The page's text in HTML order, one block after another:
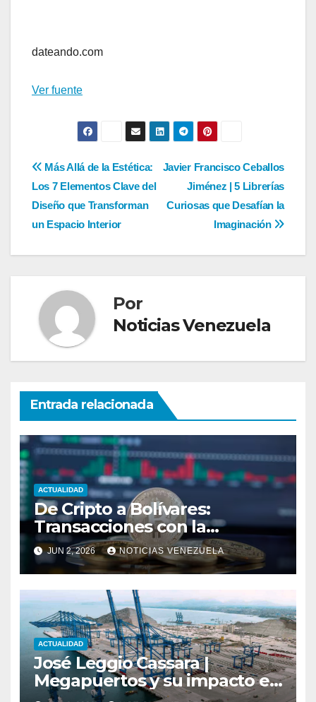
de
entradas
dateando.com
Ver fuente
Navegación
de
entradas
Javier Francisco Ceballos
Jiménez | 5 Librerías
Curiosas que Desafían la
Imaginación
Más Allá de la Estética:
Los 7 Elementos Clave del
Diseño que Transforman
un Espacio Interior
Por
Noticias Venezuela
Entrada relacionada
ACTUALIDAD
De Cripto a Bolívares:
Transacciones con la
Tecnología de
Bancaamigable
JUN 2, 2026 NOTICIAS VENEZUELA
ACTUALIDAD
José Leggio Cassara |
Megapuertos y su impacto en